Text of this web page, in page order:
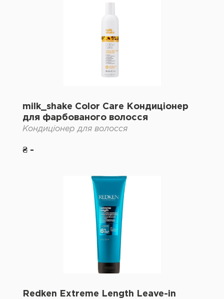
milk_shake Color Care Кондиціонер
для фарбованого волосся
Кондиціонер для волосся
₴ -
Redken Extreme Length Leave-in